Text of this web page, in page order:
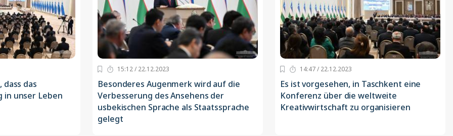
das
in unser Leben
15:12 / 22.12.2023
Besonderes Augenmerk wird auf die
Verbesserung des Ansehens der
usbekischen Sprache als Staatssprache
gelegt
14:47 / 22.12.2023
Es ist vorgesehen, in Taschkent eine
Konferenz über die weltweite
Kreativwirtschaft zu organisieren